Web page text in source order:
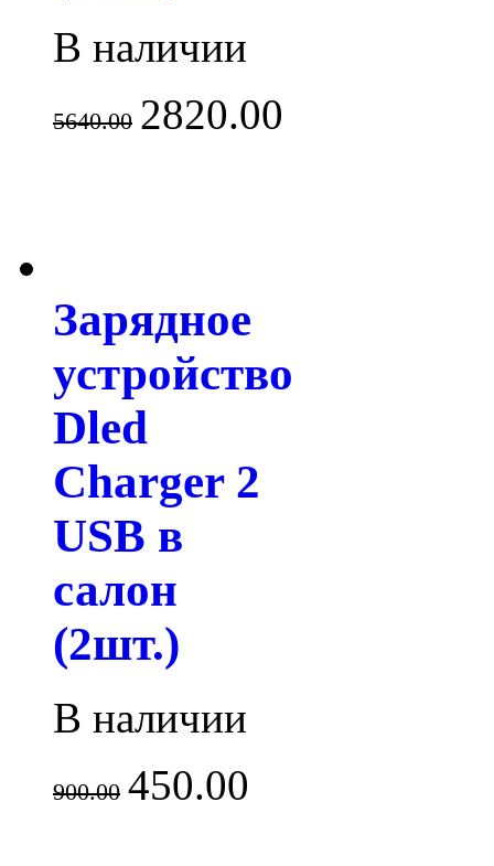
В наличии
5640.00 2820.00
Зарядное
устройство
Dled
Charger 2
USB в
салон
(2шт.)
В наличии
900.00 450.00